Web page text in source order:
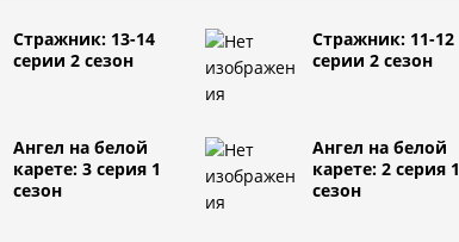
Стражник: 13-14
серии 2 сезон
Стражник: 11-12
серии 2 сезон
Ангел на белой
карете: 3 серия 1
сезон
Ангел на белой
карете: 2 серия 1
сезон